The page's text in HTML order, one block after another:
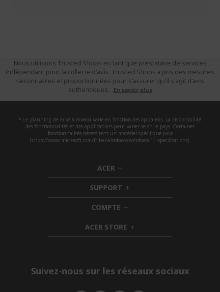
Nous utilisons Trusted Shops en tant que prestataire de services
indépendant pour la collecte d'avis. Trusted Shops a pris des mesures
raisonnables et proportionnées pour s'assurer qu'il s'agit d'avis
authentiques.
En savoir plus
* Le planning de mise à niveau varie en fonction des appareils. La disponibilité
des fonctionnalités et des applications peut varier selon le pays. Certaines
fonctionnalités nécessitent un matériel spécifique (voir
https://www.microsoft.com/fr-be/windows/windows-11-specifications).
ACER h
i
d
d
e
n
SUPPORT h
i
d
d
e
n
COMPTE h
i
d
d
ACER STORE h
i
e
Suivez-nous sur les réseaux sociaux